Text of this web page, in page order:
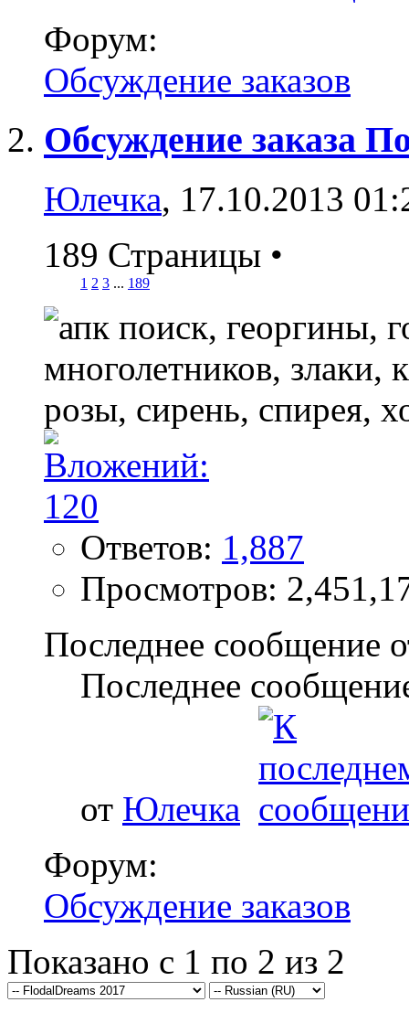
Форум:
Обсуждение заказов
Обсуждение заказа
Юлечка, 17.10.2013
189 Страницы •
1 2 3 ... 189
Ответов: 1,887
Просмотров:
Последнее сообщение
Последнее
от Юлечка
Форум:
Обсуждение заказов
Показано с 1 по 2 из 2